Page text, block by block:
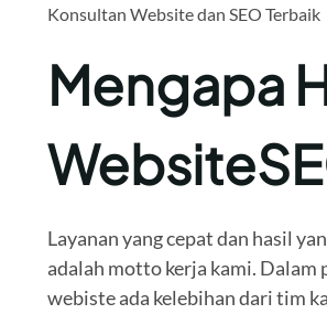
Konsultan Website dan SEO Terbaik
Mengapa
Layanan yang cepat dan hasil
adalah motto kerja kami. Dalam
webiste ada kelebihan dari tim